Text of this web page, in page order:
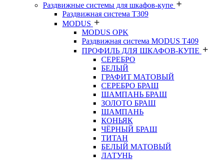
Раздвижные системы для шкафов-купе
Раздвижная система Т309
MODUS
MODUS OPK
Раздвижная система MODUS T409
ПРОФИЛЬ ДЛЯ ШКАФОВ-КУПЕ
СЕРЕБРО
БЕЛЫЙ
ГРАФИТ МАТОВЫЙ
СЕРЕБРО БРАШ
ШАМПАНЬ БРАШ
ЗОЛОТО БРАШ
ШАМПАНЬ
КОНЬЯК
ЧЁРНЫЙ БРАШ
ТИТАН
БЕЛЫЙ МАТОВЫЙ
ЛАТУНЬ